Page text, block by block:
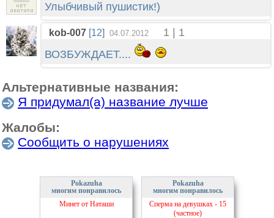
Улыбчивый пушистик!)
kob-007 [12] 04.07.2012
1 | 1
ВОЗБУЖДАЕТ....
Альтернативные названия:
Я придумал(а) название лучше
Жалобы:
Сообщить о нарушениях
Pokazuha
многим понравилось
Минет от Наташи
Pokazuha
многим понравилось
Сперма на девушках - 15
(частное)